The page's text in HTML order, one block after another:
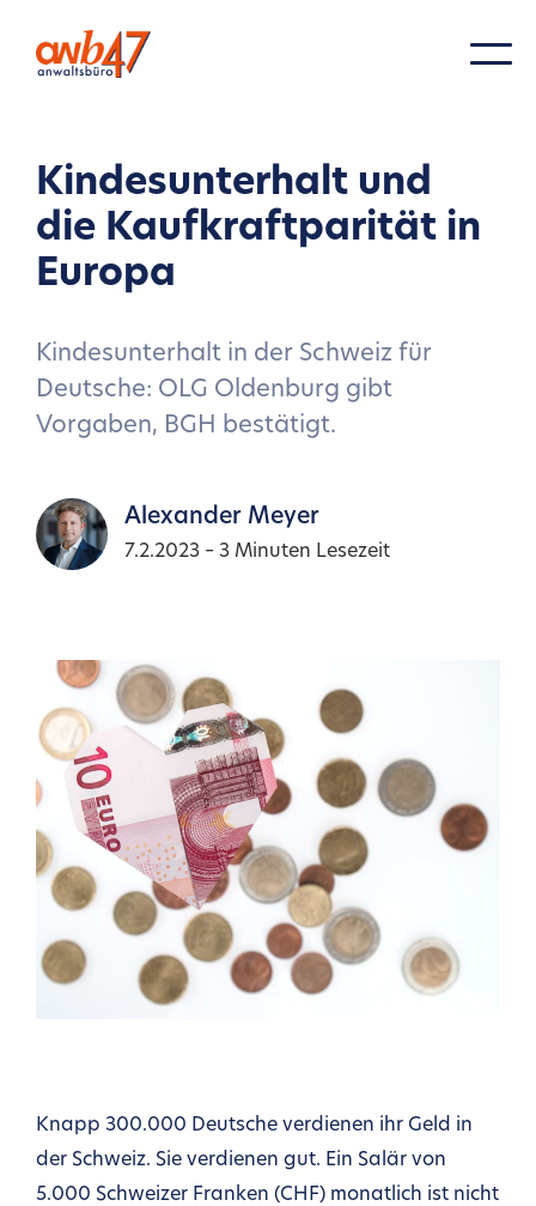
Kindesunterhalt und
die Kaufkraftparität in
Europa
Kindesunterhalt in der Schweiz für
Deutsche: OLG Oldenburg gibt
Vorgaben, BGH bestätigt.
Alexander Meyer
7.2.2023 – 3 Minuten Lesezeit
Knapp 300.000 Deutsche verdienen ihr Geld in
der Schweiz. Sie verdienen gut. Ein Salär von
5.000 Schweizer Franken (CHF) monatlich ist nicht